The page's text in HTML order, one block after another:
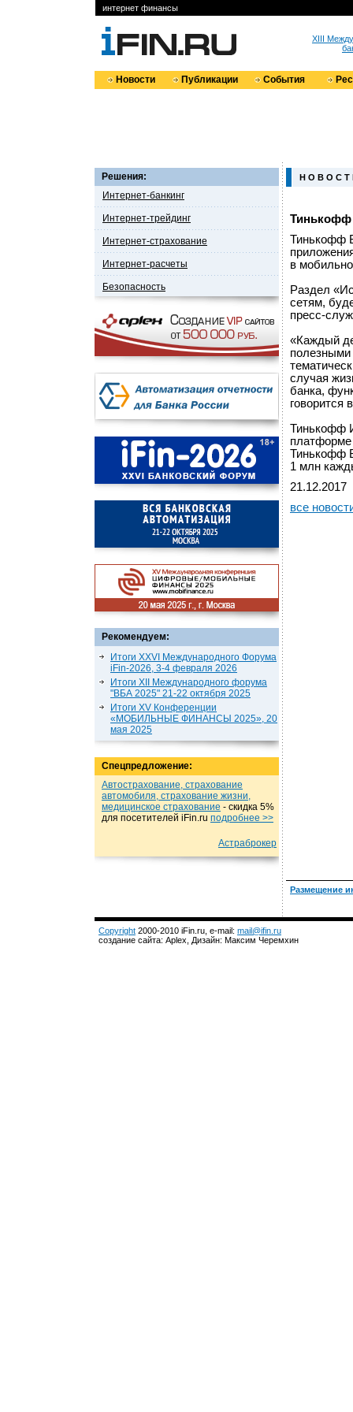
интернет финансы
XIII
Новости Публикации События
Решения:
Интернет-банкинг
Интернет-трейдинг
Интернет-страхование
Интернет-расчеты
Безопасность
Рекомендуем:
Итоги XXVI Международного Форума
iFin-2026, 3-4 февраля 2026
Итоги XII Международного форума
"ВБА 2025" 21-22 октября 2025
Итоги XV Конференции
«МОБИЛЬНЫЕ ФИНАНСЫ 2025», 20
мая 2025
Спецпредложение:
Автострахование, страхование
автомобиля, страхование жизни,
медицинское страхование - cкидка 5%
для посетителей iFin.ru подробнеe >>
Астраброкер
Н О В О С Т
Тинькофф
Тинькофф
в
Раздел
сетям,
пресс-
«Каждый
случая
банка,
говорится
Тинькофф
Тинькофф
1 млн
21.12.2017
все
Размещение
Copyright 2000-2010 iFin.ru, e-mail: mail@ifin.ru
создание сайта: Aplex, Дизайн: Максим Черемхин